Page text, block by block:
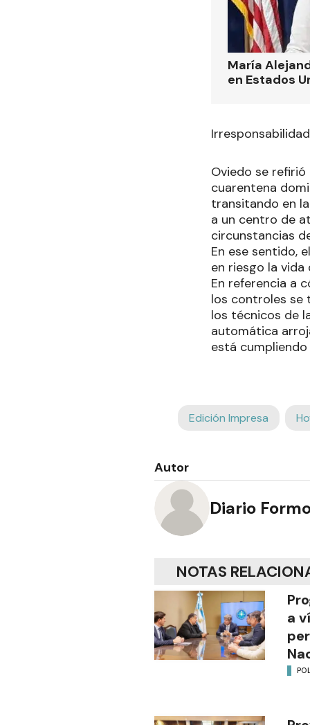
María
en Estados
Irresponsabilidad
Oviedo se
cuarentena
transitando en
a un centro de
circunstancias
En ese sentido,
en riesgo la
En referencia a
los controles se
los técnicos de
automática
está
Edición Impresa
Autor
Diario
NOTAS
a